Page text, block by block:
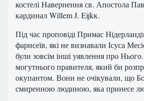
костелі Навернення св. Апостола
кардинал Willem J. Eijkк.
Під час проповіді Примас
фарисеїв, які не визнавали Ісуса
були зовсім інші уявлення про
могутнього правителя, який би
окупантом. Вони не очікували, що
смиренною людиною, яка принесе